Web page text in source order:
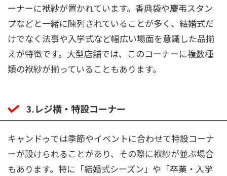
ーナーに袱紗が置かれています。香典袋や慶弔スタン
プなどと一緒に陳列されていることが多く、結婚式だ
けでなく法事や入学式など幅広い場面を意識した品揃
えが特徴です。大型店舗では、このコーナーに複数種
類の袱紗が揃っていることもあります。
3.レジ横・特設コーナー
キャンドゥでは季節やイベントに合わせて特設コーナ
ーが設けられることがあり、その際に袱紗が並ぶ場合
もあります。特に「結婚式シーズン」や「卒業・入学